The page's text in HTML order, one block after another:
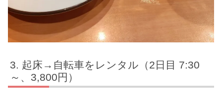
起床→自転車をレンタル（2日目 7:30
～、3,800円）